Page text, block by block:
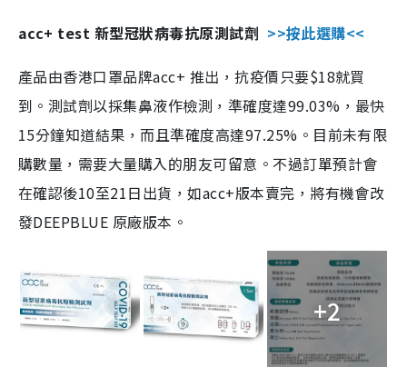
acc+ test 新型冠狀病毒抗原測試劑 >>按此選購<<
產品由香港口罩品牌acc+ 推出，抗疫價只要$18就買
到。測試劑以採集鼻液作檢測，準確度達99.03%，最快
15分鐘知道結果，而且準確度高達97.25%。目前未有限
購數量，需要大量購入的朋友可留意。不過訂單預計會
在確認後10至21日出貨，如acc+版本賣完，將有機會改
發DEEPBLUE 原廠版本。
+2